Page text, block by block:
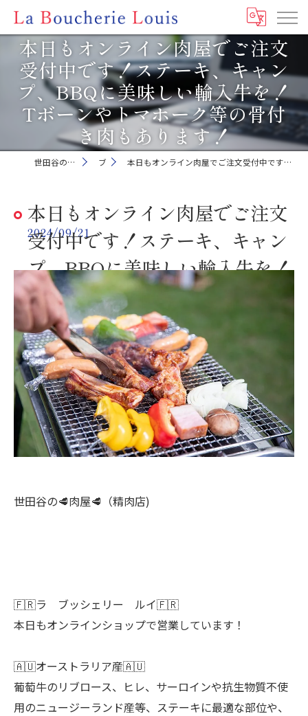
本日もオンライン肉屋でご注文
受付中です！ステーキ、キャン
プ、BBQに美味しい輸入牛を！
Tボーンやトマホーク等の骨付
き肉もあります！
世田谷の肉屋ならLa Boucherie Louis ブログ 本日もオンライン肉屋でご注文受付中です！ステーキ、キャンプ、BBQに美味しい輸入牛を！Tボーンやトマホーク等の骨付き肉もあります！
本日もオンライン肉屋でご注文
受付中です！ステーキ、キャン
プ、BBQに美味しい輸入牛を！
Tボーンやトマホーク等の骨付
き肉もあります！
2024/09/21
世田谷の🥩肉屋🥩（精肉店)
🇫🇷ラ ブッシェリー ルイ🇫🇷
本日もオンラインショップで営業しています！
🇦🇺オーストラリア産🇦🇺
葡萄牛のリブロース、ヒレ、サーロインや抗生物質不使
用のニュージーランド産等、ステーキに最適な部位や、